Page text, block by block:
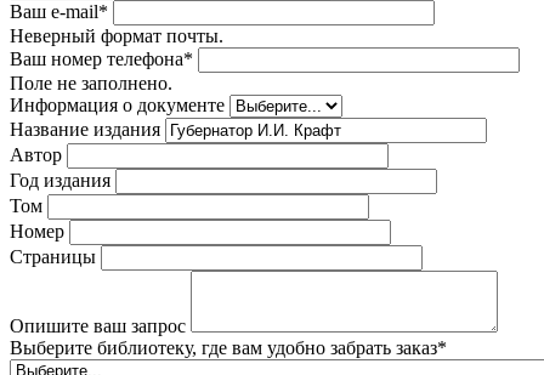
Ваш e-mail*
Неверный формат почты.
Ваш номер телефона*
Поле не заполнено.
Информация о документе
Название издания
Автор
Год издания
Том
Номер
Страницы
Опишите ваш запрос
Выберите библиотеку, где вам удобно забрать заказ*